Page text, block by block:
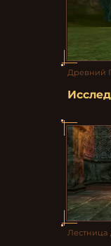
Древний
Лестница